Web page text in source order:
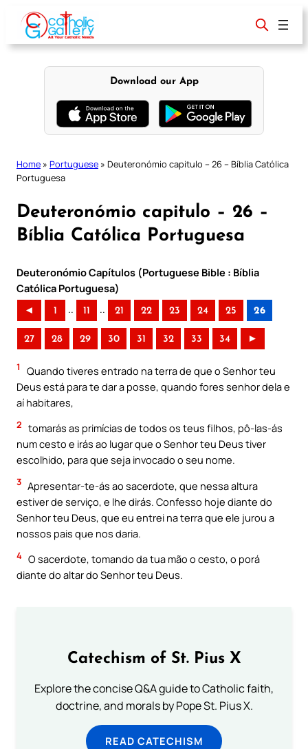
content
Download our App
Home » Portuguese » Deuteronómio capitulo – 26 – Bíblia Católica
Portuguesa
Deuteronómio capitulo – 26 –
Bíblia Católica Portuguesa
Deuteronómio Capítulos (Portuguese Bible : Bíblia
Católica Portuguesa)
◄ 1 .. 11 .. 21 22 23 24 25 26
27 28 29 30 31 32 33 34 ►
1
Quando tiveres entrado na terra de que o Senhor teu
Deus está para te dar a posse, quando fores senhor dela e
aí habitares,
2 tomarás as primícias de todos os teus filhos, pô-las-ás
num cesto e irás ao lugar que o Senhor teu Deus tiver
escolhido, para que seja invocado o seu nome.
3 Apresentar-te-ás ao sacerdote, que nessa altura
estiver de serviço, e lhe dirás. Confesso hoje diante do
Senhor teu Deus, que eu entrei na terra que ele jurou a
nossos pais que nos daria.
4 O sacerdote, tomando da tua mão o cesto, o porá
diante do altar do Senhor teu Deus.
Catechism of St. Pius X
Explore the concise Q&A guide to Catholic faith,
doctrine, and morals by Pope St. Pius X.
READ CATECHISM